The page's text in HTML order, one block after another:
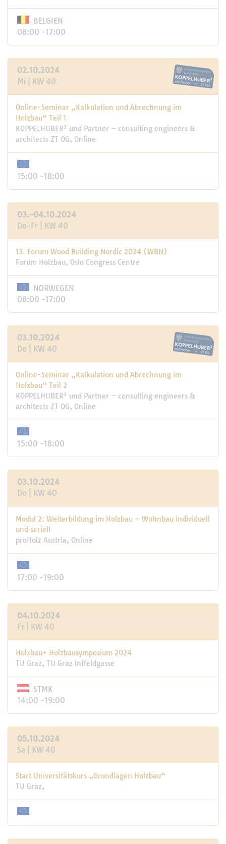
BELGIEN
08:00 -17:00
02.10.2024
Mi | KW 40
Online-Seminar „Kalkulation und Abrechnung im
Holzbau“ Teil 1
KOPPELHUBER² und Partner – consulting engineers &
architects ZT OG, Online
15:00 -18:00
03.-04.10.2024
Do-Fr | KW 40
13. Forum Wood Building Nordic 2024 (WBN)
Forum Holzbau, Oslo Congress Centre
NORWEGEN
08:00 -17:00
03.10.2024
Do | KW 40
Online-Seminar „Kalkulation und Abrechnung im
Holzbau“ Teil 2
KOPPELHUBER² und Partner – consulting engineers &
architects ZT OG, Online
15:00 -18:00
03.10.2024
Do | KW 40
Modul 2: Weiterbildung im Holzbau – Wohnbau individuell
und seriell
proHolz Austria, Online
17:00 -19:00
04.10.2024
Fr | KW 40
Holzbau+ Holzbausymposium 2024
TU Graz, TU Graz Inffeldgasse
STMK
14:00 -19:00
05.10.2024
Sa | KW 40
Start Universitätskurs „Grundlagen Holzbau“
TU Graz,